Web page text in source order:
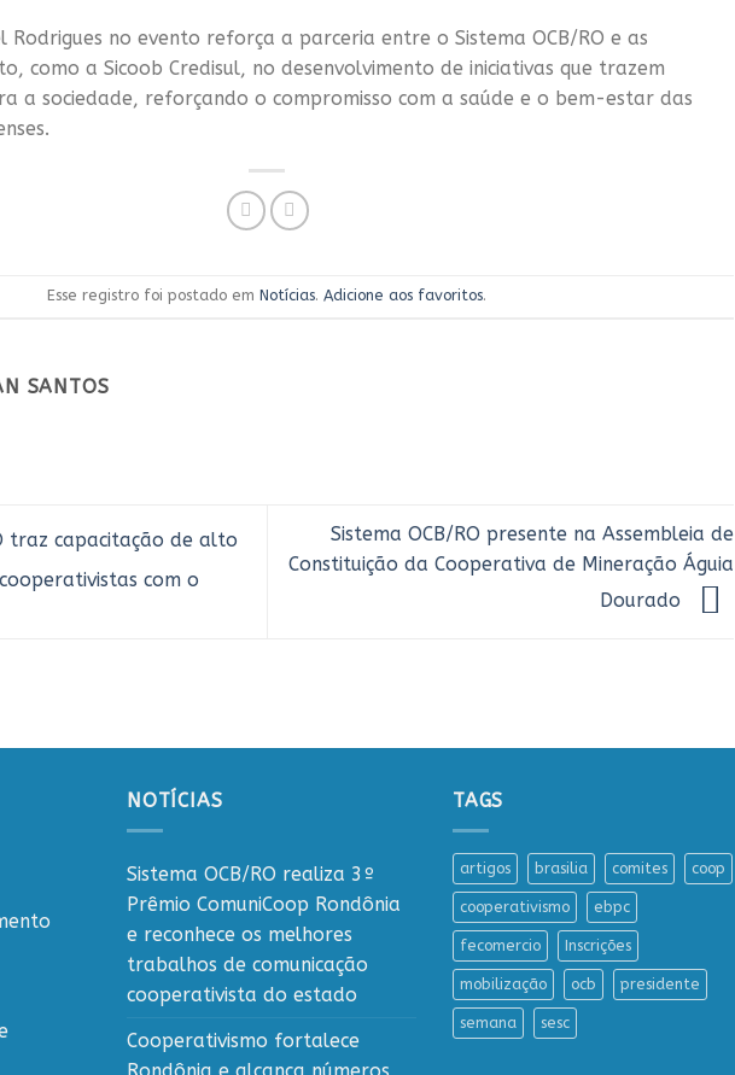
Rodrigues no evento reforça a parceria entre o Sistema OCB/RO e as
como a Sicoob Credisul, no desenvolvimento de iniciativas que trazem
a sociedade, reforçando o compromisso com a saúde e o bem-estar das
Esse registro foi postado emNotícias.Adicione aos favoritos.
SANTOS
traz capacitação de alto
com o
Sistema OCB/RO presente na Assembleia de
Constituição da Cooperativa de Mineração Águia
Dourado
NOTÍCIAS
Sistema OCB/RO realiza 3º
Prêmio ComuniCoop Rondônia
e reconhece os melhores
trabalhos de comunicação
cooperativista do estado
Cooperativismo fortalece
Rondônia e alcança números
TAGS
artigos brasilia comites coop
cooperativismo ebpc
fecomercio Inscrições
mobilização ocb presidente
semana sesc